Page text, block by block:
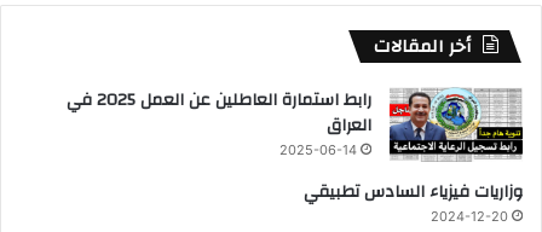
أخر المقالات
رابط استمارة العاطلين عن العمل 2025 في
العراق
2025-06-14
وزاريات فيزياء السادس تطبيقي
2024-12-20